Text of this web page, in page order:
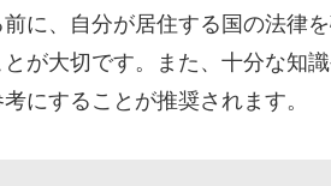
前に、自分が居住する国の法律
が大切です。また、十分な知
にすることが推奨されます。